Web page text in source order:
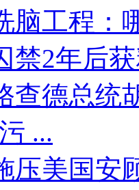
脑工程：
禁2年后
查德总统
...
压美国安